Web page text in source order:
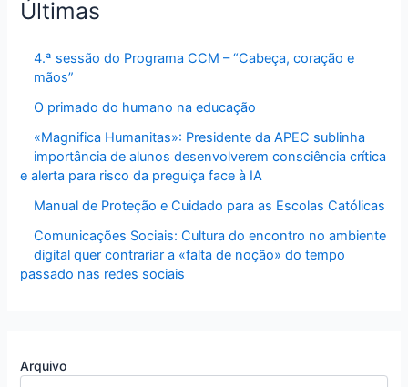
Últimas
4.ª sessão do Programa CCM – “Cabeça, coração e
mãos”
O primado do humano na educação
«Magnifica Humanitas»: Presidente da APEC sublinha
importância de alunos desenvolverem consciência crítica
e alerta para risco da preguiça face à IA
Manual de Proteção e Cuidado para as Escolas Católicas
Comunicações Sociais: Cultura do encontro no ambiente
digital quer contrariar a «falta de noção» do tempo
passado nas redes sociais
Arquivo